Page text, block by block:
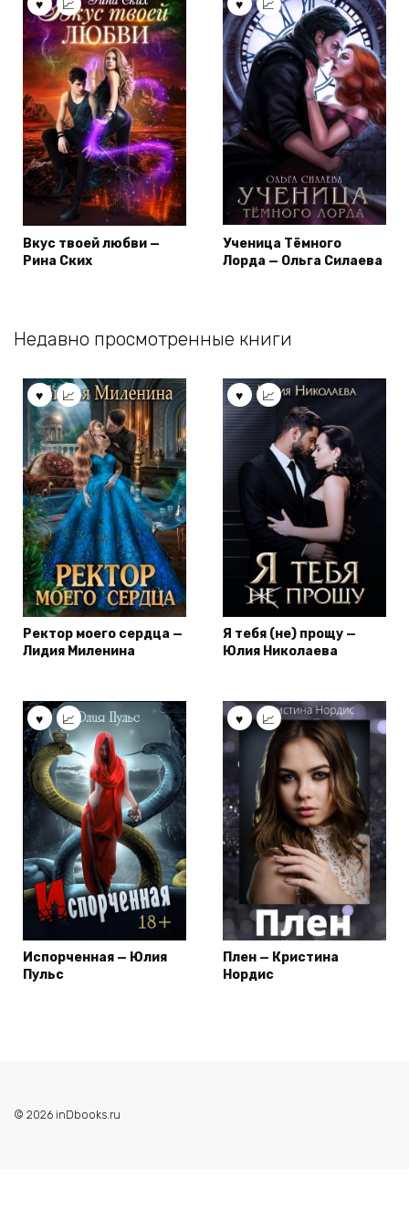
Вкус твоей любви —
Рина Ских
Ученица Тёмного
Лорда — Ольга Силаева
Недавно просмотренные книги
Ректор моего сердца —
Лидия Миленина
Я тебя (не) прощу —
Юлия Николаева
Испорченная — Юлия
Пульс
Плен — Кристина
Нордис
© 2026 inDbooks.ru